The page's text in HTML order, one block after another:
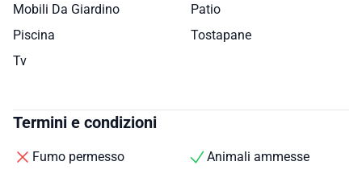
Mobili Da Giardino
Patio
Piscina
Tostapane
Tv
Termini e condizioni
Fumo permesso Animali ammesse